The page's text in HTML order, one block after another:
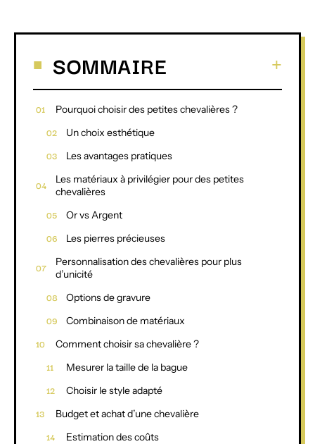
SOMMAIRE
Pourquoi choisir des petites chevalières ?
Un choix esthétique
Les avantages pratiques
Les matériaux à privilégier pour des petites
chevalières
Or vs Argent
Les pierres précieuses
Personnalisation des chevalières pour plus
d’unicité
Options de gravure
Combinaison de matériaux
Comment choisir sa chevalière ?
Mesurer la taille de la bague
Choisir le style adapté
Budget et achat d’une chevalière
Estimation des coûts